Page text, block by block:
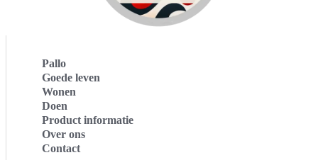
Pallo
Goede leven
Wonen
Doen
Product informatie
Over ons
Contact